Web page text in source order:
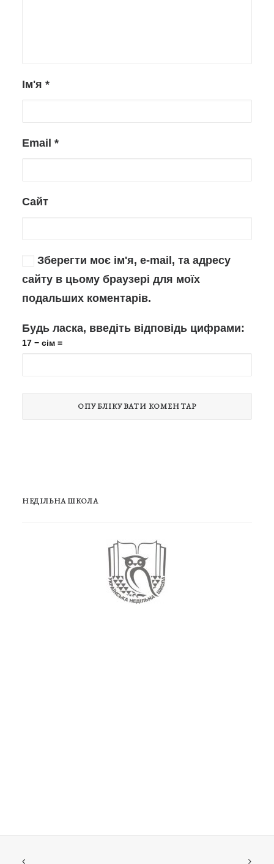
Ім'я *
Email *
Сайт
Зберегти моє ім'я, e-mail, та адресу
сайту в цьому браузері для моїх
подальших коментарів.
Будь ласка, введіть відповідь цифрами:
17 − сім =
НЕДІЛЬНА ШКОЛА